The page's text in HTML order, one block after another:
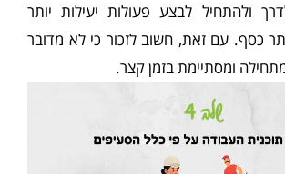
ולהתחיל לבצע פעולות יעילות יותר
כסף. עם זאת, חשוב לזכור כי לא מדובר
ומסתיימת בזמן קצר.